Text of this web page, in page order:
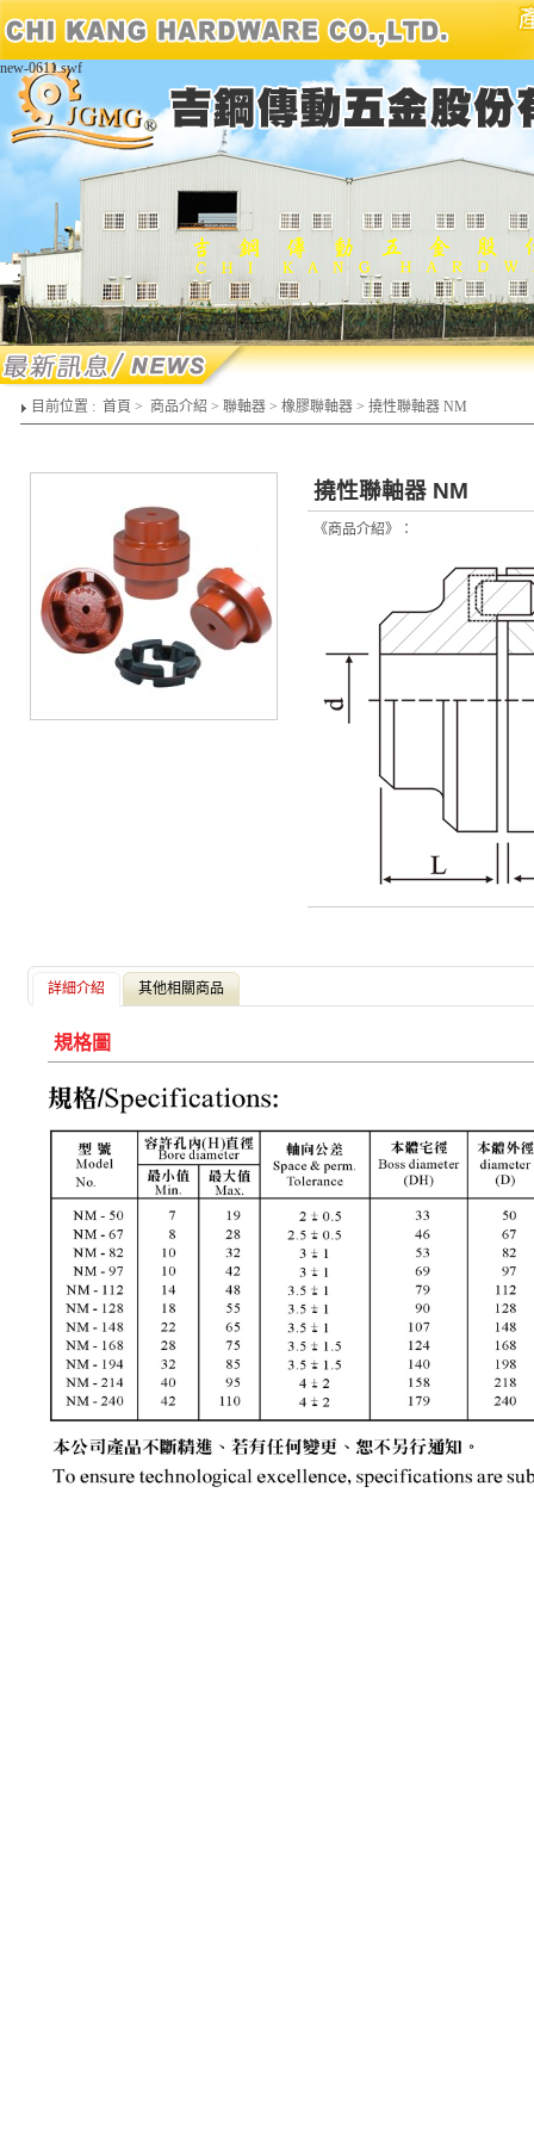
new-0611.swf
目前位置 : 首頁 > 商品介紹 > 聯軸器 > 橡膠聯軸器 > 撓性聯軸器 NM
撓性聯軸器 NM
《商品介紹》：
詳細介紹 其他相關商品
規格圖